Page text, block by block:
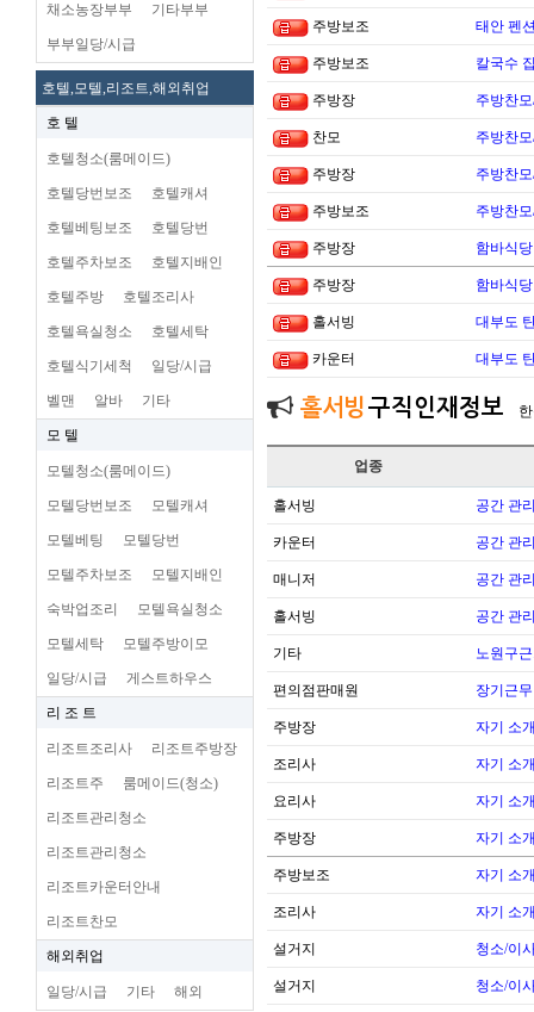
채소농장부부 기타부부
부부일당/시급
호텔,모텔,리조트,해외취업
호 텔
호텔청소(룸메이드)
호텔당번보조 호텔캐셔
호텔베팅보조 호텔당번
호텔주차보조 호텔지배인
호텔주방 호텔조리사
호텔욕실청소 호텔세탁
호텔식기세척 일당/시급
벨맨 알바 기타
모 텔
모텔청소(룸메이드)
모텔당번보조 모텔캐셔
모텔베팅 모텔당번
모텔주차보조 모텔지배인
숙박업조리 모텔욕실청소
모텔세탁 모텔주방이모
일당/시급 게스트하우스
리 조 트
리조트조리사 리조트주방장
리조트주 룸메이드(청소)
리조트관리청소
리조트관리청소
리조트카운터안내
리조트찬모
해외취업
일당/시급 기타 해외
주방보조 태안 펜
주방보조 칼국수
주방장 주방찬
찬모 주방찬
주방장 주방찬
주방보조 주방찬
주방장 함바식
주방장 함바식
홀서빙 대부도
카운터 대부도
홀서빙 구직인재정보
업종
홀서빙 공간 관
카운터 공간 관
매니저 공간 관
홀서빙 공간 관
기타 노원구
편의점판매원 장기근
주방장 자기 소
조리사 자기 소
요리사 자기 소
주방장 자기 소
주방보조 자기 소
조리사 자기 소
설거지 청소/이
설거지 청소/이